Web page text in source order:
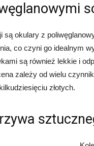
są okulary z
co czyni go idealnym
są również lekkie i
zależy od wielu
złotych.